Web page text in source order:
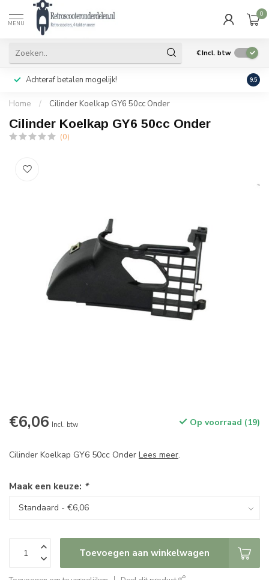
MENU
0
€Incl. btw
Achteraf betalen mogelijk! Geen
9.5
Home / Cilinder Koelkap GY6 50cc Onder
Cilinder Koelkap GY6 50cc Onder
(0)
€6,06 Incl. btw Op voorraad (19)
Cilinder Koelkap GY6 50cc Onder Lees meer.
Maak een keuze: *
Toevoegen aan winkelwagen